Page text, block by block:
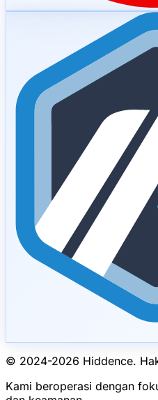
© 2024-2026 Hiddence.
Kami beroperasi dengan